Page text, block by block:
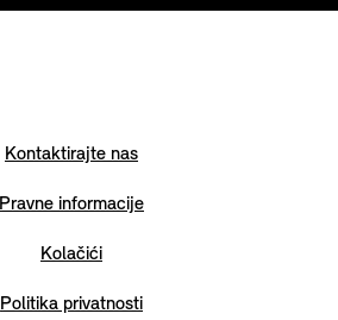
Kontaktirajte nas
Pravne informacije
Kolačići
Politika privatnosti